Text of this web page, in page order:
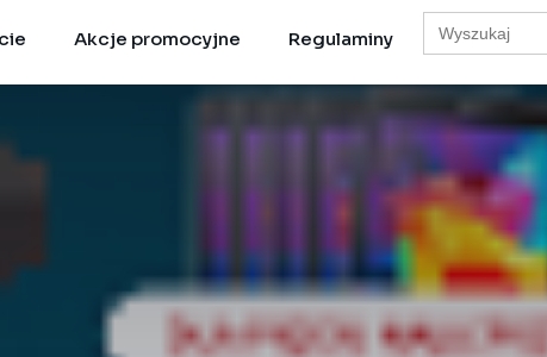
Akcje promocyjne Regulaminy
Search
for: